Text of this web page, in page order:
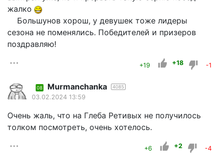
жалко
Большунов хорош, у девушек тоже лидеры
сезона не поменялись. Победителей и призеров
поздравляю!
+19 +18 -1
08 Murmanchanka 4085
03.02.2024 13:59
Очень жаль, что на Глеба Ретивых не получилось
толком посмотреть, очень хотелось.
+6 +2 -4